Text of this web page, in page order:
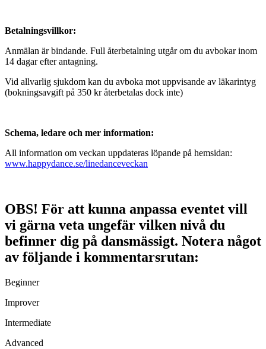
Betalningsvillkor:
Anmälan är bindande. Full återbetalning utgår om du avbokar inom
14 dagar efter antagning.
Vid allvarlig sjukdom kan du avboka mot uppvisande av läkarintyg
(bokningsavgift på 350 kr återbetalas dock inte)
Schema, ledare och mer information:
All information om veckan uppdateras löpande på hemsidan:
www.happydance.se/linedanceveckan
OBS! För att kunna anpassa eventet vill
vi gärna veta ungefär vilken nivå du
befinner dig på dansmässigt. Notera något
av följande i kommentarsrutan:
Beginner
Improver
Intermediate
Advanced